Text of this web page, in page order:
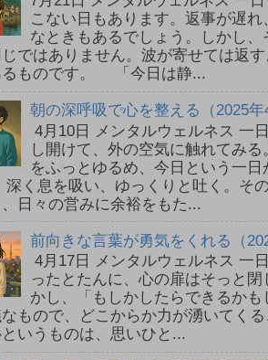
こない日もあります。返事が遅
なときもあるでしょう。しかし
ではありません。波が寄せては返
るものです。 「今日は静...
朝の深呼吸で心を整える（2025
4月10日 メンタルウェルネス
し開けて、外の空気に触れてみ
をふっとゆるめ、今日という一
く息を吸い、ゆっくりと吐く。そ
日々の営みに余裕をもた...
前向きな言葉が勇気をくれる（
4月17日 メンタルウェルネス
ったとたんに、心の扉はそっと
かし、「もしかしたらできるか
もので、どこからか力が湧いて
というものは、思いひと...